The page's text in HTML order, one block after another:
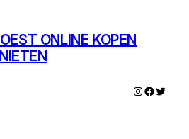
ONLINE KOPEN
Instagram
Twitter